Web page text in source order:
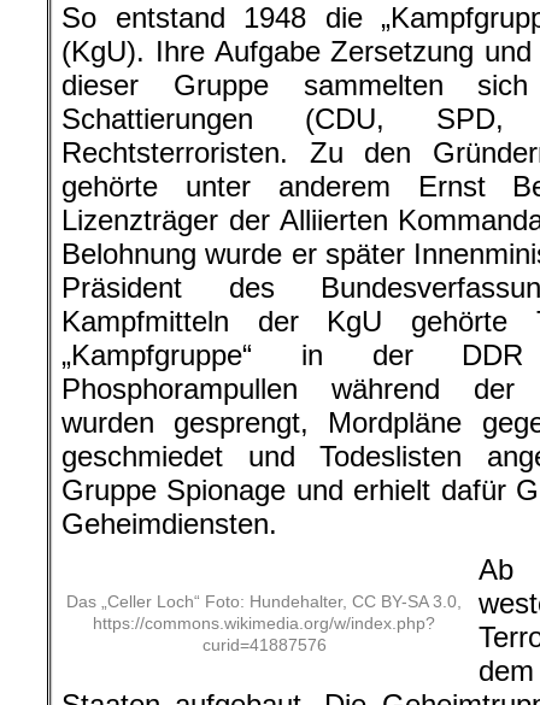
So entstand 1948 die
(KgU). Ihre Aufgabe Zersetzung
dieser Gruppe sammelten sich
Schattierungen (CDU,
Rechtsterroristen. Zu den
gehörte unter anderem Ernst
Lizenzträger der Alliierten
Belohnung wurde er später
Präsident des
Kampfmitteln der KgU
„Kampfgruppe“ in der DDR
Phosphorampullen während der
wurden gesprengt, Mordpläne
geschmiedet und Todeslisten
Gruppe Spionage und erhielt dafür
Geheimdiensten.
Das „Celler Loch“ Foto: Hundehalter, CC BY-SA 3.0,
https://commons.wikimedia.org/w/index.php?
curid=41887576
Ab